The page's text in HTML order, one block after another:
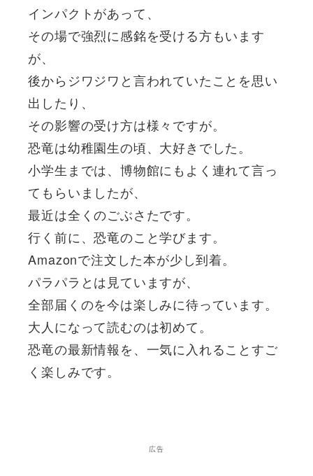
インパクトがあって、
その場で強烈に感銘を受ける方もいます
が、
後からジワジワと言われていたことを思い
出したり、
その影響の受け方は様々ですが。
恐竜は幼稚園生の頃、大好きでした。
小学生までは、博物館にもよく連れて言っ
てもらいましたが、
最近は全くのごぶさたです。
行く前に、恐竜のこと学びます。
Amazonで注文した本が少し到着。
パラパラとは見ていますが、
全部届くのを今は楽しみに待っています。
大人になって読むのは初めて。
恐竜の最新情報を、一気に入れることすご
く楽しみです。
広告